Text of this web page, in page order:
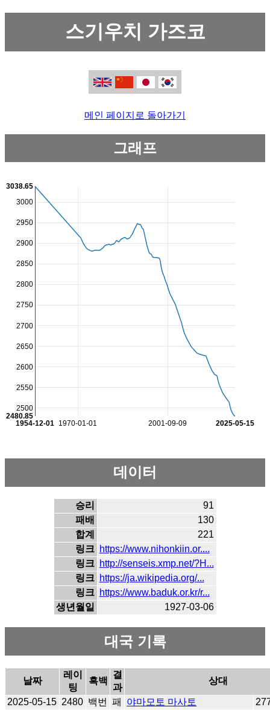
스기우치 가즈코
메인 페이지로 돌아가기
그래프
1970-01-01 2001-09-09
1954-12-01 2025-05-15
2500
2550
2600
2650
2700
2750
2800
2850
2900
2950
3000
2480.85
3038.65
데이터
승리
91
패배
130
합계
221
링크 https://www.nihonkiin.or....
링크 http://senseis.xmp.net/?H...
링크 https://ja.wikipedia.org/...
링크 https://www.baduk.or.kr/r...
생년월일
1927-03-06
대국 기록
날짜
레이
팅
흑백
결
과
상대
2025-05-15 2480 백번 패 야마모토 마사토